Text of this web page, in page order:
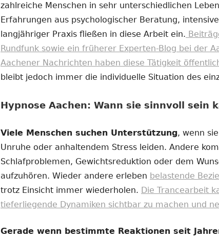
zahlreiche Menschen in sehr unterschiedlichen
Erfahrungen aus psychologischer Beratung,
langjähriger Praxis fließen in diese Arbeit ein.
Rundfunk sowie ein früherer Experten-Blog bei der
Aachener Nachrichten haben diese Tätigkeit
bleibt jedoch immer die individuelle Situation des
Hypnose Aachen: Wann sie sinnvoll sein
Viele Menschen suchen Unterstützung, wenn
Unruhe oder anhaltendem Stress leiden. Andere
Schlafproblemen, Gewichtsreduktion oder dem
aufzuhören. Wieder andere erleben belastende
trotz Einsicht immer wiederholen. Die Trancearbeit
tieferliegende Dynamiken sichtbar zu machen und
Gerade wenn bestimmte Reaktionen seit